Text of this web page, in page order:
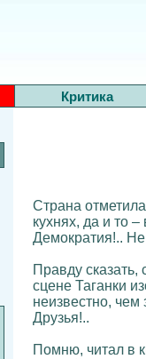
Критика
Страна
кухнях, да и то
Демократия!.. Не
Правду сказать,
сцене Таганки
неизвестно,
Друзья!..
Помню, читал в